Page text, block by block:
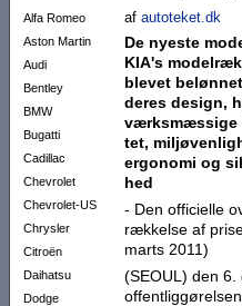
Alfa Romeo
Aston Martin
Audi
Bentley
BMW
Bugatti
Cadillac
Chevrolet
Chevrolet-US
Chrysler
Citroën
Daihatsu
Dodge
af autoteket.dk
De nyeste
KIA's
blevet
deres design,
tet,
ergo­nomi og
hed
- Den offi­cielle
ræk­kelse af
marts 2011)
(SEOUL) den